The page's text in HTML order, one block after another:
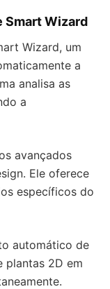
Smart Wizard
Wizard, um
a
analisa as
a
avançados
Ele oferece
específicos do
automático de
plantas 2D em